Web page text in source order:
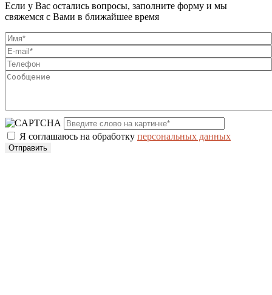
Если у Вас остались вопросы, заполните форму и мы
свяжемся с Вами в ближайшее время
Я соглашаюсь на обработку персональных данных